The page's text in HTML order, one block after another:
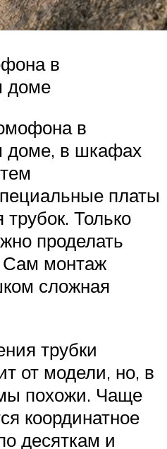
в
доме
в
доме, в шкафах
платы
Только
проделать
Сам монтаж
сложная
трубки
от модели, но, в
похожи. Чаще
координатное
десяткам и